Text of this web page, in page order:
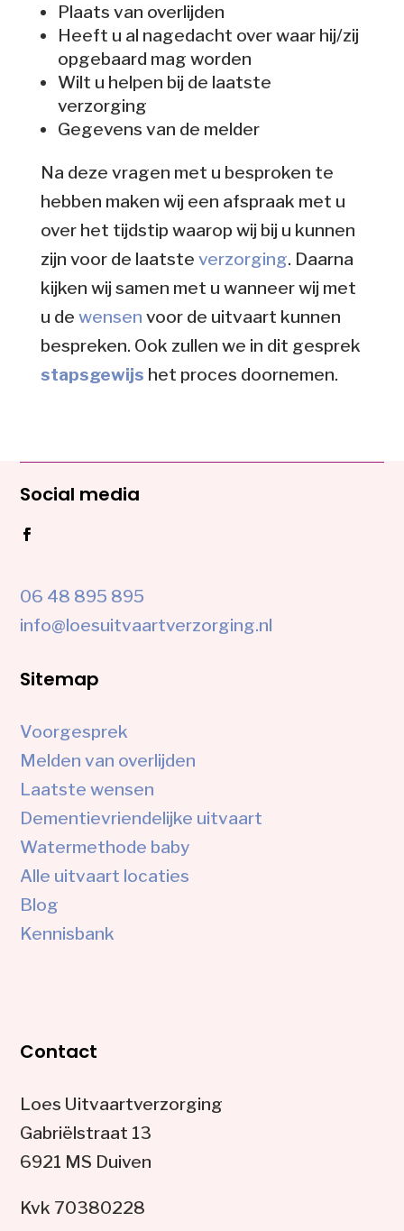
Plaats van overlijden
Heeft u al nagedacht over waar hij/zij
opgebaard mag worden
Wilt u helpen bij de laatste
verzorging
Gegevens van de melder
Na deze vragen met u besproken te
hebben maken wij een afspraak met u
over het tijdstip waarop wij bij u kunnen
zijn voor de laatste verzorging. Daarna
kijken wij samen met u wanneer wij met
u de wensen voor de uitvaart kunnen
bespreken. Ook zullen we in dit gesprek
stapsgewijs het proces doornemen.
Social media
06 48 895 895
info@loesuitvaartverzorging.nl
Sitemap
Voorgesprek
Melden van overlijden
Laatste wensen
Dementievriendelijke uitvaart
Watermethode baby
Alle uitvaart locaties
Blog
Kennisbank
Contact
Loes Uitvaartverzorging
Gabriëlstraat 13
6921 MS Duiven
Kvk 70380228